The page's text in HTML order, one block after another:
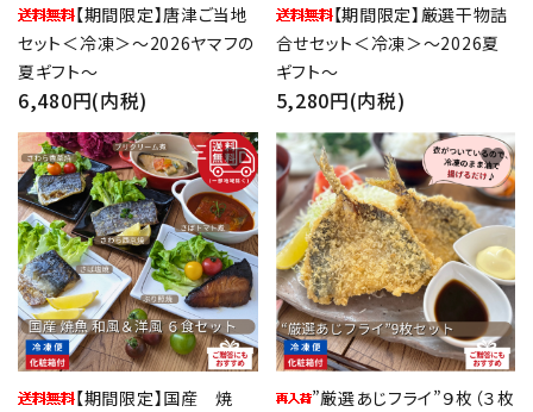
【期間限定】唐津ご当地
セット＜冷凍＞～2026ヤマフの
夏ギフト～
6,480円(内税)
【期間限定】厳選干物詰
合せセット＜冷凍＞～2026夏
ギフト～
5,280円(内税)
【期間限定】国産 焼
favorite
”厳選あじフライ”９枚（３枚
favorite